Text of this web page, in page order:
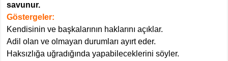
savunur.
Göstergeler:
Kendisinin ve başkalarının haklarını açıklar.
Adil olan ve olmayan durumları ayırt eder.
Haksızlığa uğradığında yapabileceklerini söyler.